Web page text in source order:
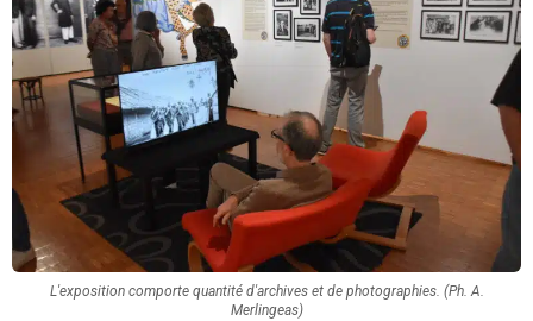
L'exposition comporte quantité d'archives et de photographies. (Ph. A.
Merlingeas)